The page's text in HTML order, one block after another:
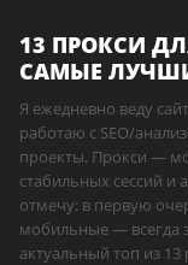
13 ПРОКСИ
САМЫЕ
Я ежедневно веду
работаю с SEO/
проекты. Прокси —
стабильных сессий и
отмечу: в первую
мобильные — всегда
актуальный топ из